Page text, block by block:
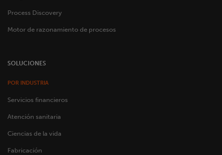
Process Discovery
Motor de razonamiento de procesos
SOLUCIONES
POR INDUSTRIA
Servicios financieros
Atención sanitaria
Ciencias de la vida
Fabricación